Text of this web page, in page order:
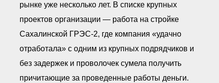
Повышение квалификации,
переподготовка
рынке уже несколько лет. В списке крупных
проектов организации — работа на стройке
Сахалинской ГРЭС-2, где компания «удачно
отработала» с одним из крупных подрядчиков и
без задержек и проволочек сумела получить
причитающие за проведенные работы деньги.